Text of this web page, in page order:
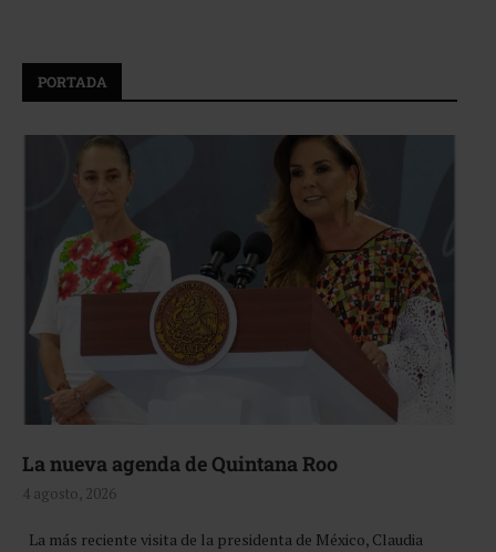
PORTADA
La nueva agenda de Quintana Roo
4 agosto, 2026
La más reciente visita de la presidenta de México, Claudia